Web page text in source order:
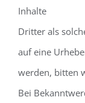
Inhalte
Dritter als
auf eine
werden, bitten
Bei